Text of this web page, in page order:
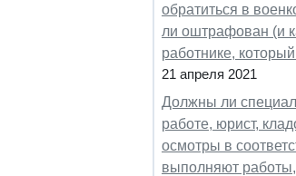
обратиться в
ли оштрафован (и
работнике,
21 апреля 2021
Должны ли
работе, юрист,
осмотры в
выполняют